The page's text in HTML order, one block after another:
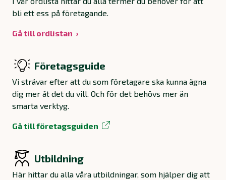
bli ett ess på företagande.
Gå till ordlistan
Företagsguide
Vi strävar efter att du som företagare ska kunna ägna
dig mer åt det du vill. Och för det behövs mer än
smarta verktyg.
Gå till företagsguiden
Utbildning
Här hittar du alla våra utbildningar, som hjälper dig att